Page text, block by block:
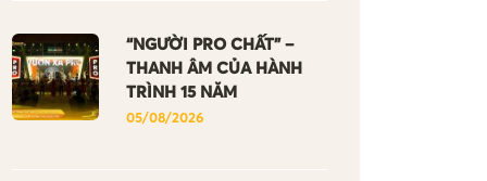
“NGƯỜI PRO CHẤT” –
THANH ÂM CỦA HÀNH
TRÌNH 15 NĂM
05/08/2026